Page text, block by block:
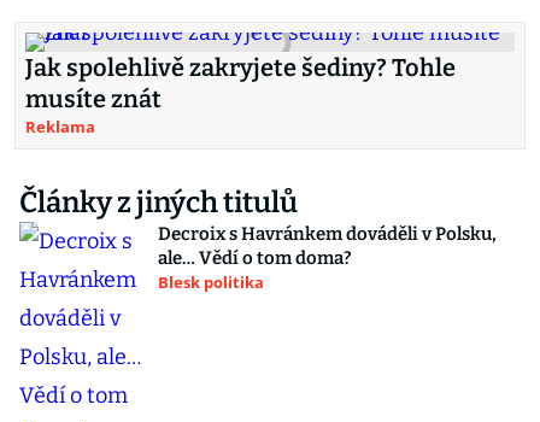
Jak spolehlivě zakryjete šediny? Tohle
musíte znát
Reklama
Články z jiných titulů
Decroix s Havránkem dováděli v Polsku,
ale… Vědí o tom doma?
Blesk politika